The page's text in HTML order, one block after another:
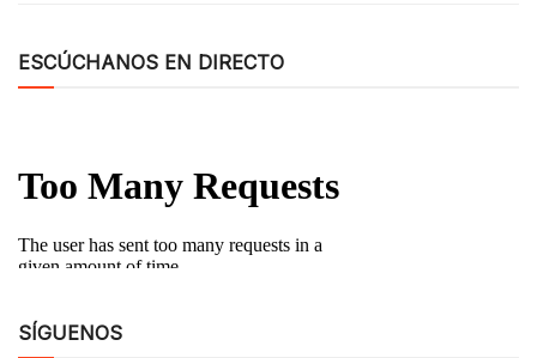
ESCÚCHANOS EN DIRECTO
SÍGUENOS